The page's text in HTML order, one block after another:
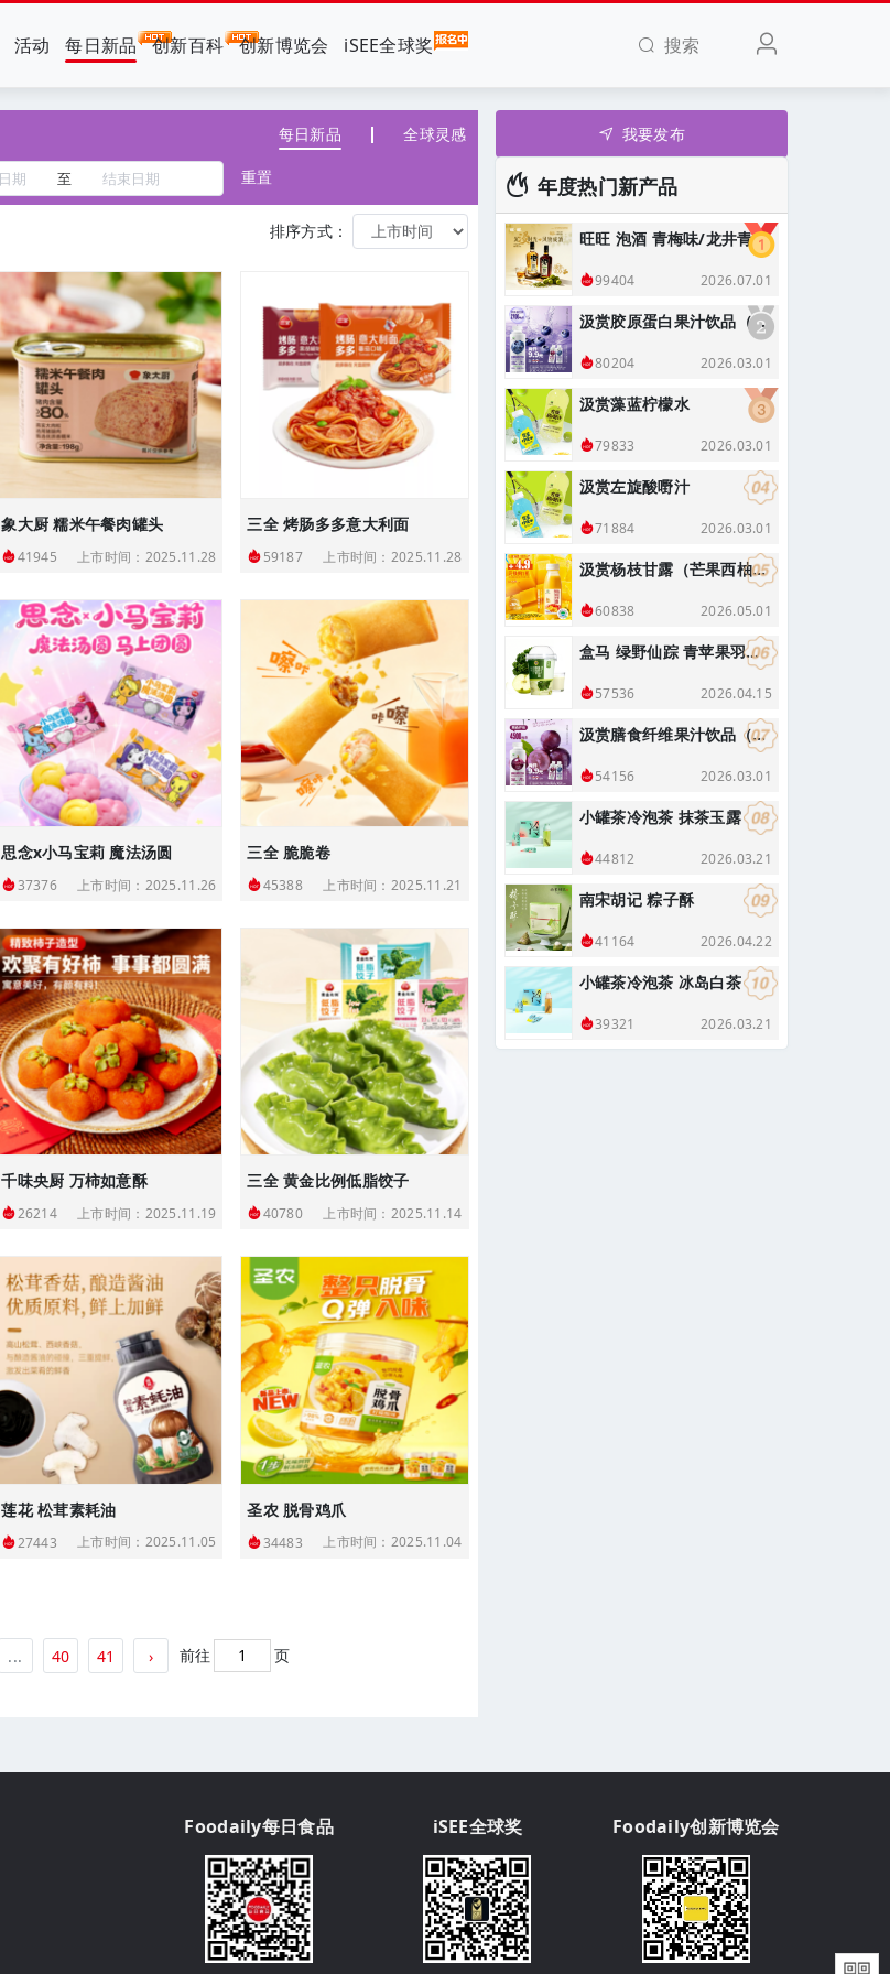
活动 每日新品 创新百科 创新博览会 iSEE全球奖 搜索
每日新品 全球灵感
至 重置
排序方式：
象大厨 糯米午餐肉罐头
41945 上市时间：2025.11.28
三全 烤肠多多意大利面
59187 上市时间：2025.11.28
思念x小马宝莉 魔法汤圆
37376 上市时间：2025.11.26
三全 脆脆卷
45388 上市时间：2025.11.21
千味央厨 万柿如意酥
26214 上市时间：2025.11.19
三全 黄金比例低脂饺子
40780 上市时间：2025.11.14
莲花 松茸素耗油
27443 上市时间：2025.11.05
圣农 脱骨鸡爪
34483 上市时间：2025.11.04
... 40 41 › 前往 页
我要发布
年度热门新产品
旺旺 泡酒 青梅味/龙井青梅味
99404 2026.07.01
汲赏胶原蛋白果汁饮品（蓝莓味）
80204 2026.03.01
汲赏藻蓝柠檬水
79833 2026.03.01
汲赏左旋酸嘢汁
71884 2026.03.01
汲赏杨枝甘露（芒果西柚复合果汁饮料）290g
60838 2026.05.01
盒马 绿野仙踪 青苹果羽衣甘蓝奇亚籽酸奶昔 400g
57536 2026.04.15
汲赏膳食纤维果汁饮品（葡萄味）
54156 2026.03.01
小罐茶冷泡茶 抹茶玉露
44812 2026.03.21
南宋胡记 粽子酥
41164 2026.04.22
小罐茶冷泡茶 冰岛白茶
39321 2026.03.21
Foodaily每日食品 iSEE全球奖 Foodaily创新博览会